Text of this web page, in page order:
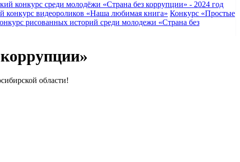
конкурс среди молодёжи «Страна без коррупции» - 2024 год
конкурс видеороликов «Наша любимая книга» Конкурс «Простые
рисованных историй среди молодежи «Страна без
области!